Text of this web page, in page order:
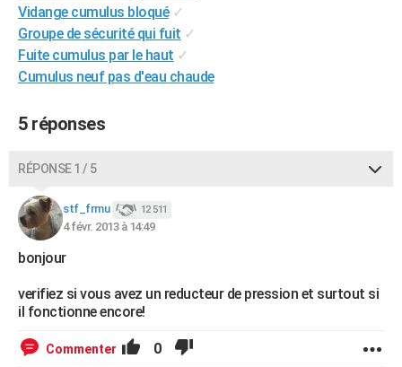
COPAINS D'AVANT
S'inscrire
Se connecter
Lycées
Collèges
Primaires
Universités
Entreprises
Service militaire
Avis de recherche
AVIS DE DÉCÈS
FORUM
Bricolage
Lifestyle
Culture
Sport
Auto
Television
Voyage
Cinema
Vidange cumulus bloqué ✓
Groupe de sécurité qui fuit ✓
Fuite cumulus par le haut ✓
Cumulus neuf pas d'eau chaude
5 réponses
RÉPONSE 1 / 5
stf_frmu 12 511
4 févr. 2013 à 14:49
bonjour
verifiez si vous avez un reducteur de pression et surtout si
il fonctionne encore!
Commenter 0